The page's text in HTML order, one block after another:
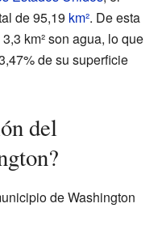
de 95,19 km². De esta
km² son agua, lo que
de su superficie
del
de Washington